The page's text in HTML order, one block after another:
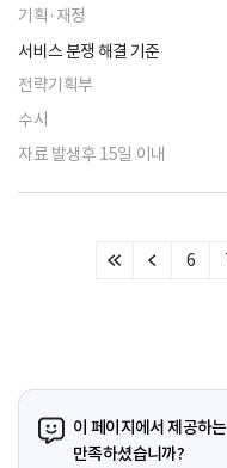
기획·재정
서비스 분쟁 해결 기준
전략기획부
수시
자료 발생후 15일 이내
처
이
6
이 페이지에서 제공하
만족하셨습니까?